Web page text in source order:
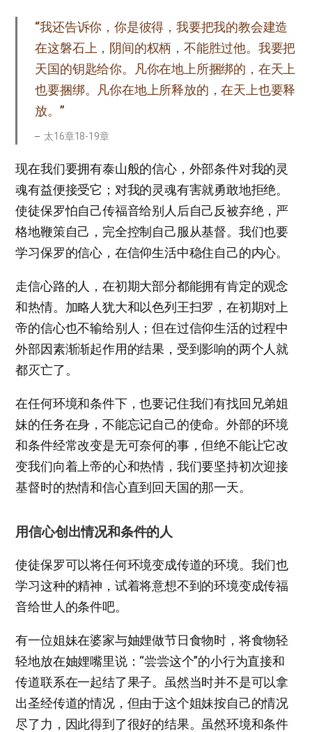
“我还告诉你，你是彼得，我要把我的教会建造
在这磐石上，阴间的权柄，不能胜过他。我要把
天国的钥匙给你。凡你在地上所捆绑的，在天上
也要捆绑。凡你在地上所释放的，在天上也要释
放。”
太16章18-19章
现在我们要拥有泰山般的信心，外部条件对我的灵
魂有益便接受它；对我的灵魂有害就勇敢地拒绝。
使徒保罗怕自己传福音给别人后自己反被弃绝，严
格地鞭策自己，完全控制自己服从基督。我们也要
学习保罗的信心，在信仰生活中稳住自己的内心。
走信心路的人，在初期大部分都能拥有肯定的观念
和热情。加略人犹大和以色列王扫罗，在初期对上
帝的信心也不输给别人；但在过信仰生活的过程中
外部因素渐渐起作用的结果，受到影响的两个人就
都灭亡了。
在任何环境和条件下，也要记住我们有找回兄弟姐
妹的任务在身，不能忘记自己的使命。外部的环境
和条件经常改变是无可奈何的事，但绝不能让它改
变我们向着上帝的心和热情，我们要坚持初次迎接
基督时的热情和信心直到回天国的那一天。
用信心创出情况和条件的人
使徒保罗可以将任何环境变成传道的环境。我们也
学习这种的精神，试着将意想不到的环境变成传福
音给世人的条件吧。
有一位姐妹在婆家与妯娌做节日食物时，将食物轻
轻地放在妯娌嘴里说：“尝尝这个”的小行为直接和
传道联系在一起结了果子。虽然当时并不是可以拿
出圣经传道的情况，但由于这个姐妹按自己的情况
尽了力，因此得到了很好的结果。虽然环境和条件